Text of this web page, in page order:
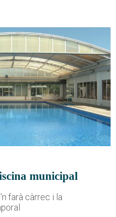
municipal
farà càrrec i la